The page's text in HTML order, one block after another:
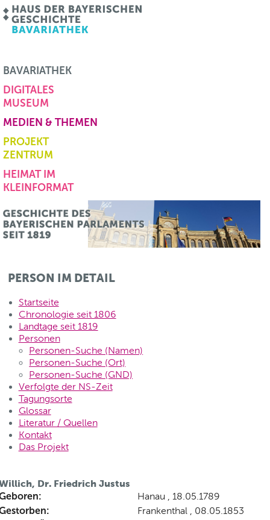
BAVARIATHEK
DIGITALES
MUSEUM
MEDIEN & THEMEN
PROJEKT
ZENTRUM
HEIMAT IM
KLEINFORMAT
PERSON IM DETAIL
Startseite
Chronologie seit 1806
Landtage seit 1819
Personen
Personen-Suche (Namen)
Personen-Suche (Ort)
Personen-Suche (GND)
Verfolgte der NS-Zeit
Tagungsorte
Glossar
Literatur / Quellen
Kontakt
Das Projekt
Dr. Friedrich Justus
Hanau , 18.05.1789
Frankenthal , 08.05.1853